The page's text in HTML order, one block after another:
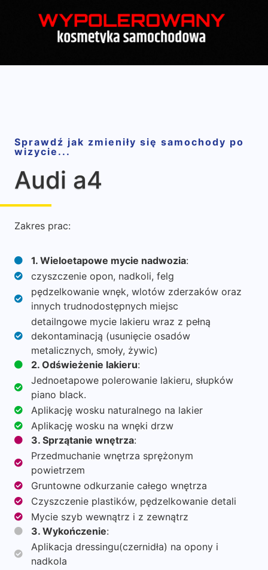
Sprawdź jak zmieniły się samochody po
wizycie...
Audi a4
Zakres prac:
1. Wieloetapowe mycie nadwozia:
czyszczenie opon, nadkoli, felg
pędzelkowanie wnęk, wlotów zderzaków oraz
innych trudnodostępnych miejsc
detailngowe mycie lakieru wraz z pełną
dekontaminacją (usunięcie osadów
metalicznych, smoły, żywic)
2. Odświeżenie lakieru:
Jednoetapowe polerowanie lakieru, słupków
piano black.
Aplikację wosku naturalnego na lakier
Aplikację wosku na wnęki drzw
3. Sprzątanie wnętrza:
Przedmuchanie wnętrza sprężonym
powietrzem
Gruntowne odkurzanie całego wnętrza
Czyszczenie plastików, pędzelkowanie detali
Mycie szyb wewnątrz i z zewnątrz
3. Wykończenie:
Aplikacja dressingu(czernidła) na opony i
nadkola